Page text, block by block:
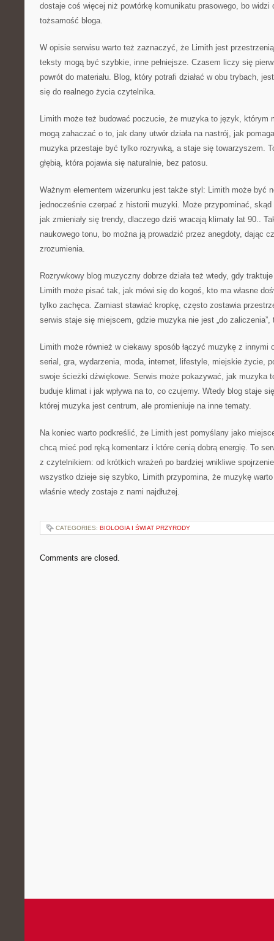
dostaje coś więcej niż powtórkę komunikatu prasowego, bo widzi
tożsamość bloga.
W opisie serwisu warto też zaznaczyć, że Limith jest
teksty mogą być szybkie, inne pełniejsze. Czasem liczy się
powrót do materiału. Blog, który potrafi działać w obu trybach,
się do realnego życia czytelnika.
Limith może też budować poczucie, że muzyka to język, którym
mogą zahaczać o to, jak dany utwór działa na nastrój, jak
muzyka przestaje być tylko rozrywką, a staje się towarzyszem.
głębią, która pojawia się naturalnie, bez patosu.
Ważnym elementem wizerunku jest także styl: Limith może być
jednocześnie czerpać z historii muzyki. Może przypominać, skąd
jak zmieniały się trendy, dlaczego dziś wracają klimaty lat 90..
naukowego tonu, bo można ją prowadzić przez anegdoty, dając
zrozumienia.
Rozrywkowy blog muzyczny dobrze działa też wtedy, gdy
Limith może pisać tak, jak mówi się do kogoś, kto ma własne
tylko zachęca. Zamiast stawiać kropkę, często zostawia
serwis staje się miejscem, gdzie muzyka nie jest „do
Limith może również w ciekawy sposób łączyć muzykę z innymi
serial, gra, wydarzenia, moda, internet, lifestyle, miejskie życie,
swoje ścieżki dźwiękowe. Serwis może pokazywać, jak muzyka
buduje klimat i jak wpływa na to, co czujemy. Wtedy blog staje
której muzyka jest centrum, ale promieniuje na inne tematy.
Na koniec warto podkreślić, że Limith jest pomyślany jako
chcą mieć pod ręką komentarz i które cenią dobrą energię. To
z czytelnikiem: od krótkich wrażeń po bardziej wnikliwe
wszystko dzieje się szybko, Limith przypomina, że muzykę
właśnie wtedy zostaje z nami najdłużej.
CATEGORIES: BIOLOGIA I ŚWIAT PRZYRODY
Comments are closed.